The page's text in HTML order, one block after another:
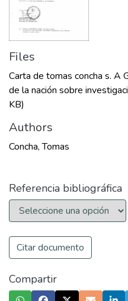
Files
Carta de tomas concha s. A
de la nación sobre
KB)
Authors
Concha, Tomas
Referencia bibliográfica
Citar documento
Compartir